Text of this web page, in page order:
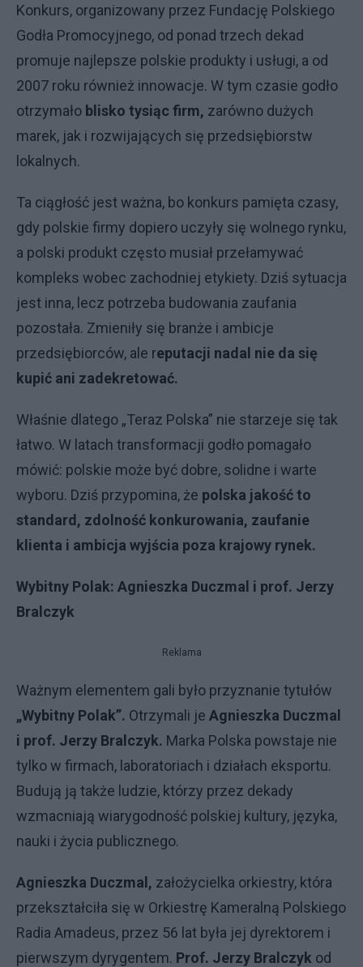
Konkurs, organizowany przez Fundację Polskiego
Godła Promocyjnego, od ponad trzech dekad
promuje najlepsze polskie produkty i usługi, a od
2007 roku również innowacje. W tym czasie godło
otrzymało blisko tysiąc firm, zarówno dużych
marek, jak i rozwijających się przedsiębiorstw
lokalnych.
Ta ciągłość jest ważna, bo konkurs pamięta czasy,
gdy polskie firmy dopiero uczyły się wolnego rynku,
a polski produkt często musiał przełamywać
kompleks wobec zachodniej etykiety. Dziś sytuacja
jest inna, lecz potrzeba budowania zaufania
pozostała. Zmieniły się branże i ambicje
przedsiębiorców, ale reputacji nadal nie da się
kupić ani zadekretować.
Właśnie dlatego „Teraz Polska” nie starzeje się tak
łatwo. W latach transformacji godło pomagało
mówić: polskie może być dobre, solidne i warte
wyboru. Dziś przypomina, że polska jakość to
standard, zdolność konkurowania, zaufanie
klienta i ambicja wyjścia poza krajowy rynek.
Wybitny Polak: Agnieszka Duczmal i prof. Jerzy
Bralczyk
Reklama
Ważnym elementem gali było przyznanie tytułów
„Wybitny Polak”. Otrzymali je Agnieszka Duczmal
i prof. Jerzy Bralczyk. Marka Polska powstaje nie
tylko w firmach, laboratoriach i działach eksportu.
Budują ją także ludzie, którzy przez dekady
wzmacniają wiarygodność polskiej kultury, języka,
nauki i życia publicznego.
Agnieszka Duczmal, założycielka orkiestry, która
przekształciła się w Orkiestrę Kameralną Polskiego
Radia Amadeus, przez 56 lat była jej dyrektorem i
pierwszym dyrygentem. Prof. Jerzy Bralczyk od